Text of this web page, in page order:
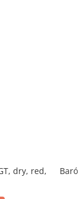
dry, red,